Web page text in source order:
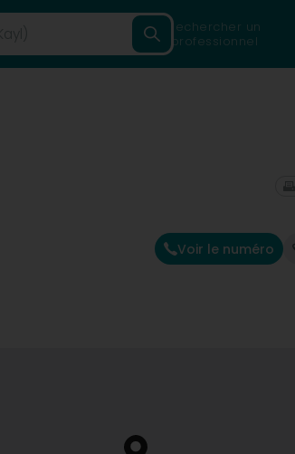
Rechercher un
professionnel
Voir le numéro